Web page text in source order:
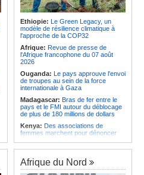
Angola:L'Assemblée nationale
approuve le rapport sur la
désignation des membres des
commissions électorales
Angola:Le pétrole brut Brent
s'échange à 79,21 $US
Ethiopie: Le Green Legacy, un
modèle de résilience climatique à
l'approche de la COP32
Afrique: Revue de presse de
l'Afrique francophone du 07 août
2026
Ouganda: Le pays approuve l'envoi
de troupes au sein de la force
internationale à Gaza
Madagascar: Bras de fer entre le
pays et le FMI autour du déblocage
de plus de 180 millions de dollars
Kenya: Des associations de
femmes marchent pour dénoncer
Afrique:La CEA renforce les
capacités des parlementaires de
l'Afrique de l'Est
Afrique du Nord